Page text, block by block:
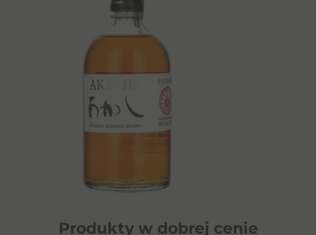
Produkty w dobrej cenie